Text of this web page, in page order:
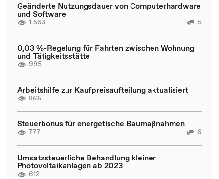
Geänderte Nutzungsdauer von Computerhardware
und Software
1.563 5
0,03 %-Regelung für Fahrten zwischen Wohnung
und Tätigkeitsstätte
995
Arbeitshilfe zur Kaufpreisaufteilung aktualisiert
865
Steuerbonus für energetische Baumaßnahmen
777 6
Umsatzsteuerliche Behandlung kleiner
Photovoltaikanlagen ab 2023
612